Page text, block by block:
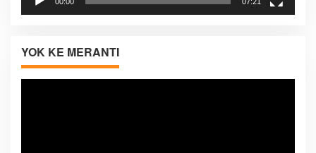
YOK KE MERANTI